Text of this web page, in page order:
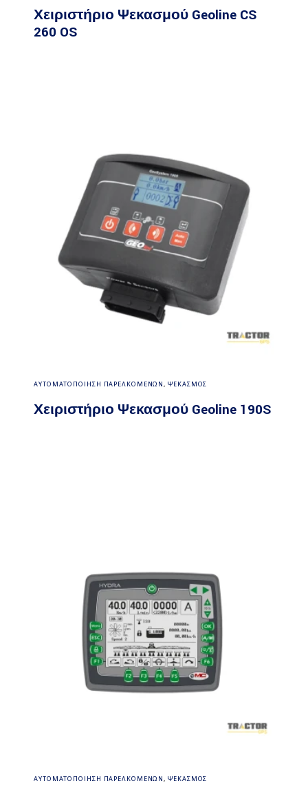
Χειριστήριο Ψεκασμού Geoline CS
260 OS
Διαβάστε περισσότερα
ΑΥΤΟΜΑΤΟΠΟΙΗΣΗ ΠΑΡΕΛΚΟΜΕΝΩΝ,ΨΕΚΑΣΜΟΣ
Χειριστήριο Ψεκασμού Geoline 190S
Διαβάστε περισσότερα
ΑΥΤΟΜΑΤΟΠΟΙΗΣΗ ΠΑΡΕΛΚΟΜΕΝΩΝ,ΨΕΚΑΣΜΟΣ